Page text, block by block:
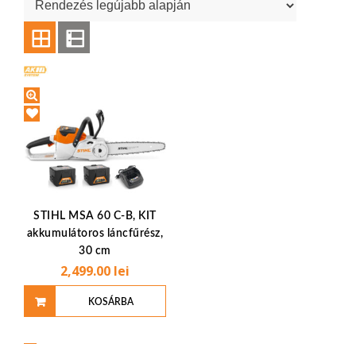
STIHL MSA 60 C-B, KIT
akkumulátoros láncfűrész,
30 cm
2,499.00 lei
KOSÁRBA